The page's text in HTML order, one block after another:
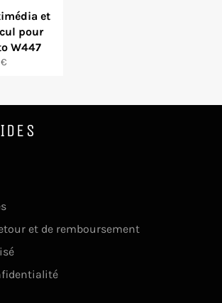
et
pour
W447
et de remboursement